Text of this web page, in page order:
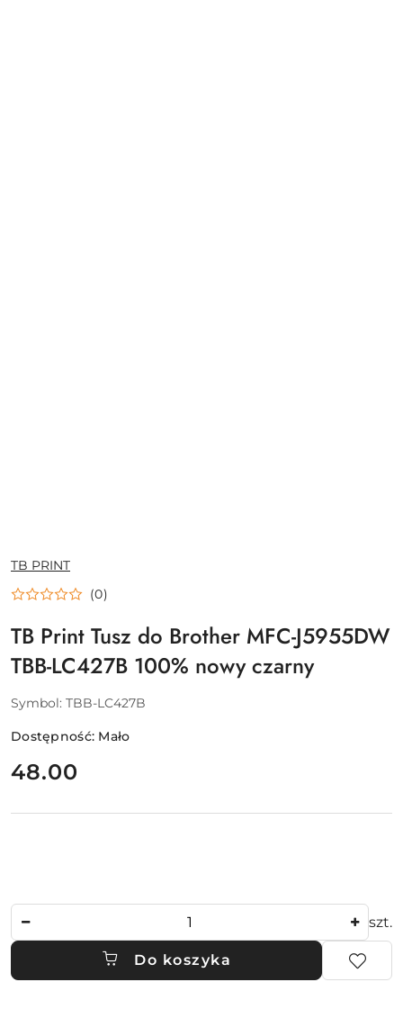
NAZWA
PRODUCENTA:
TB PRINT
(0)
TB Print Tusz do Brother MFC-J5955DW
TBB-LC427B 100% nowy czarny
Symbol: TBB-LC427B
Dostępność: Mało
cena:
48.00
szt.
Do koszyka